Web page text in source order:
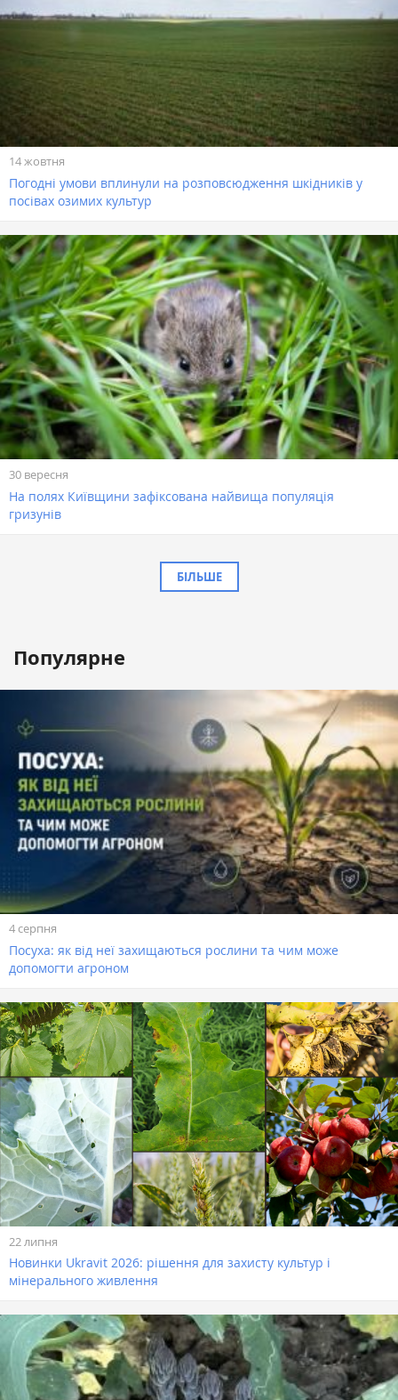
14 жовтня
Погодні умови вплинули на розповсюдження шкідників у
посівах озимих культур
30 вересня
На полях Київщини зафіксована найвища популяція
гризунів
БІЛЬШЕ
Популярне
4 серпня
Посуха: як від неї захищаються рослини та чим може
допомогти агроном
22 липня
Новинки Ukravit 2026: рішення для захисту культур і
мінерального живлення